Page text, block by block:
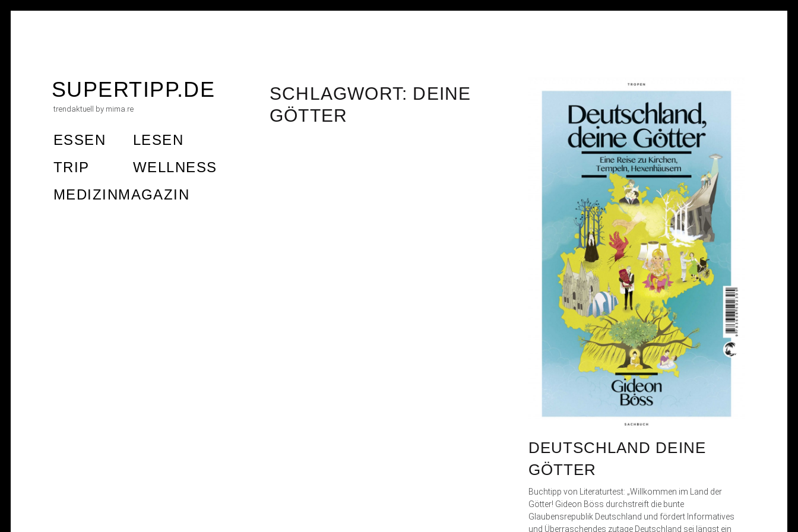
SUPERTIPP.DE
trendaktuell by mima.re
ESSEN
LESEN
TRIP
WELLNESS
MEDIZINMAGAZIN
SCHLAGWORT: DEINE
GÖTTER
DEUTSCHLAND DEINE
GÖTTER
Buchtipp von Literaturtest: „Willkommen im Land der
Götter! Gideon Böss durchstreift die bunte
Glaubensrepublik Deutschland und fördert Informatives
und Überraschendes zutage Deutschland sei längst ein